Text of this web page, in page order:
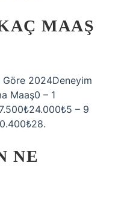
MAAŞ
Göre 2024Deneyim
Maaş0 – 1
– 9
NE